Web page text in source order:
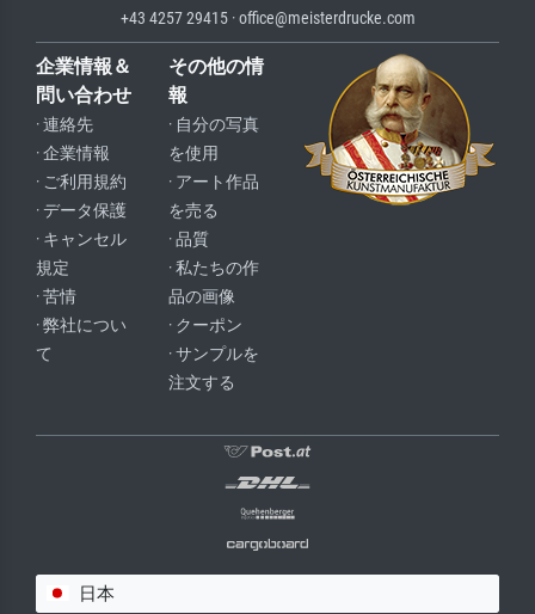
+43 4257 29415 · office@meisterdrucke.com
企業情報＆
問い合わせ
· 連絡先
· 企業情報
· ご利用規約
· データ保護
· キャンセル
規定
· 苦情
· 弊社につい
て
その他の情
報
· 自分の写真
を使用
· アート作品
を売る
· 品質
· 私たちの作
品の画像
· クーポン
· サンプルを
注文する
日本